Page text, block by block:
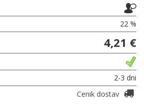
22 %
4,21 €
2-3 dni
Cenik dostav